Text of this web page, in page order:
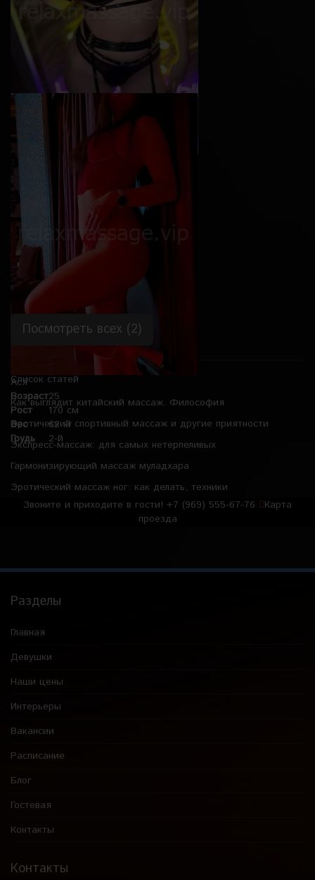
Ася
Возраст25
Рост
170 см
Вес
62 кг
Грудь
2-й
Посмотреть всех (2)
Список статей
Как выглядит китайский массаж. Философия
Эротический спортивный массаж и другие приятности
Экспресс-массаж: для самых нетерпеливых
Гармонизирующий массаж муладхара
Эротический массаж ног: как делать, техники
Звоните и приходите в гости! +7 (969) 555-67-76
Карта
проезда
Разделы
Главная
Девушки
Наши цены
Интерьеры
Вакансии
Расписание
Блог
Гостевая
Контакты
Контакты